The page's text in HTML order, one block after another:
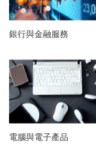
銀行與金融服務
電腦與電子產品